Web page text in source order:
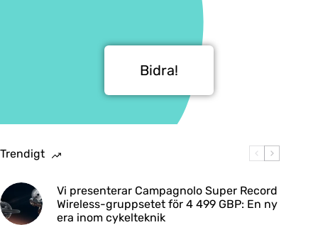
Bidra!
Trendigt
Vi presenterar Campagnolo Super Record
Wireless-gruppsetet för 4 499 GBP: En ny
era inom cykelteknik